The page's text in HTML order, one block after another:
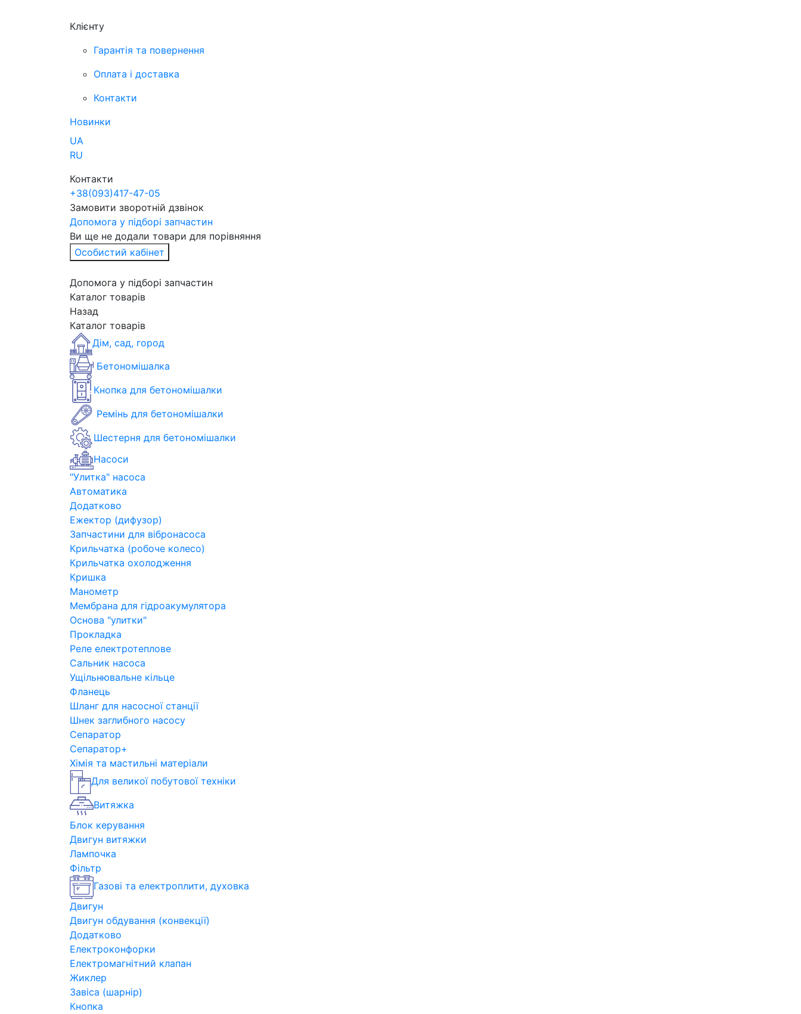
Клієнту
Гарантія та повернення
Оплата і доставка
Контакти
Новинки
UA
RU
Контакти
+38(093)417-47-05
Замовити зворотній дзвінок
Допомога у підборі запчастин
Ви ще не додали товари для порівняння
Особистий кабінет
Допомога у підборі запчастин
Каталог товарів
Назад
Каталог товарів
Дім, сад, город
Бетономішалка
Кнопка для бетономішалки
Ремінь для бетономішалки
Шестерня для бетономішалки
Насоси
"Улитка" насоса
Автоматика
Додатково
Ежектор (дифузор)
Запчастини для вібронасоса
Крильчатка (робоче колесо)
Крильчатка охолодження
Кришка
Манометр
Мембрана для гідроакумулятора
Основа "улитки"
Прокладка
Реле електротеплове
Сальник насоса
Ущільнювальне кільце
Фланець
Шланг для насосної станції
Шнек заглибного насосу
Сепаратор
Сепаратор+
Хімія та мастильні матеріали
Для великої побутової техніки
Витяжка
Блок керування
Двигун витяжки
Лампочка
Фільтр
Газові та електроплити, духовка
Двигун
Двигун обдування (конвекції)
Додатково
Електроконфорки
Електромагнітний клапан
Жиклер
Завіса (шарнір)
Кнопка